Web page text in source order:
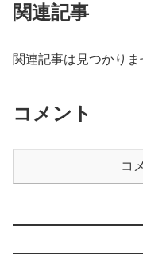
関連記事
関連記事は見つかりま
コメント
コ